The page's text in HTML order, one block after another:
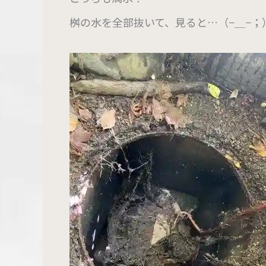
桝の水を全部抜いて、見ると…（−＿−；